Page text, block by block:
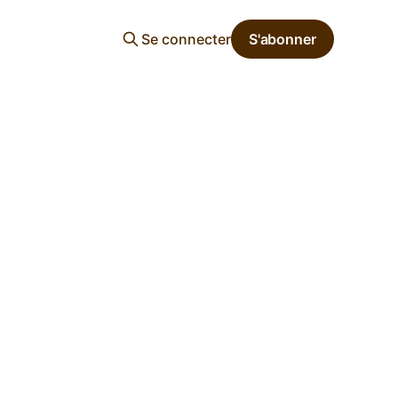
Se connecter S'abonner